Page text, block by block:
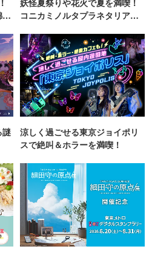
コニカミノルタプラネタリア
謎
涼しく過ごせる東京ジョイポリ
スで絶叫＆ホラーを満喫！